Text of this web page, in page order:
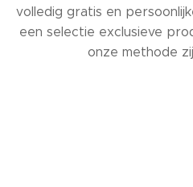
volledig gratis en
een selectie exclusieve
onze methode